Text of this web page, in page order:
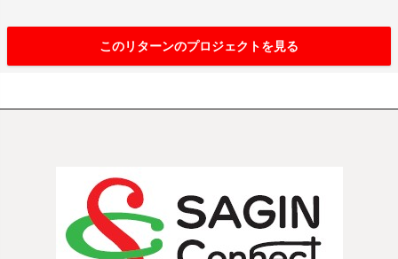
このリターンのプロジェクトを見る